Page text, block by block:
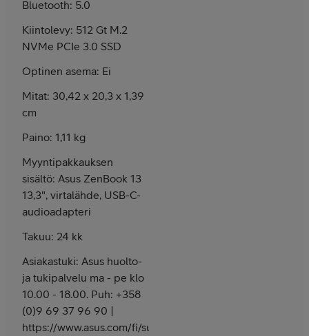
Bluetooth: 5.0
Kiintolevy: 512 Gt M.2
NVMe PCIe 3.0 SSD
Optinen asema: Ei
Mitat: 30,42 x 20,3 x 1,39
cm
Paino: 1,11 kg
Myyntipakkauksen
sisältö: Asus ZenBook 13
13,3", virtalähde, USB-C-
audioadapteri
Takuu: 24 kk
Asiakastuki: Asus huolto-
ja tukipalvelu ma - pe klo
10.00 - 18.00. Puh: +358
(0)9 69 37 96 90 |
https://www.asus.com/fi/support/